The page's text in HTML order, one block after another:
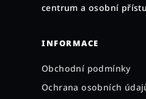
centrum a osobní
INFORMACE
Obchodní podmínky
Ochrana osobních